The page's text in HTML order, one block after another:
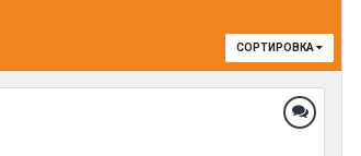
СОРТИРОВКА